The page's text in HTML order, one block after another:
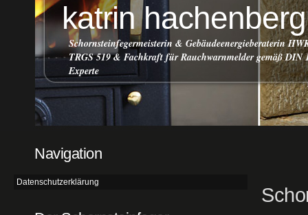
katrin hachenberg
Schornsteinfegermeisterin & Gebäudeenergieberaterin
TRGS 519 & Fachkraft für Rauchwarnmelder gemäß DIN
Experte
Navigation
Datenschutzerklärung